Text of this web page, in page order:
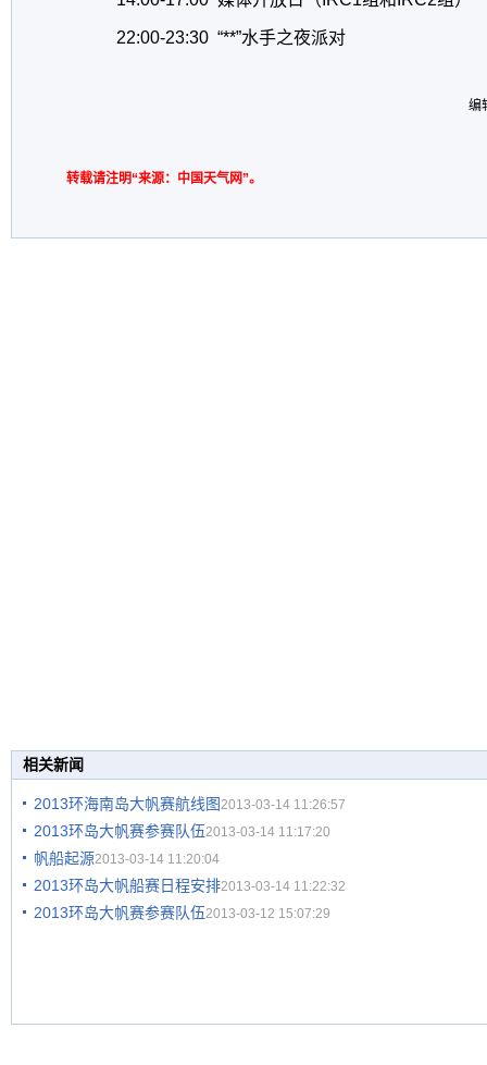
22:00-23:30 “**”水手之夜派对
编
转载请注明“来源：中国天气网”。
相关新闻
2013环海南岛大帆赛航线图2013-03-14 11:26:57
2013环岛大帆赛参赛队伍2013-03-14 11:17:20
帆船起源2013-03-14 11:20:04
2013环岛大帆船赛日程安排2013-03-14 11:22:32
2013环岛大帆赛参赛队伍2013-03-12 15:07:29